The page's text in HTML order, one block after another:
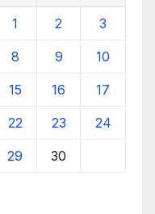
1 2 3
8 9 10
15 16 17
22 23 24
29 30